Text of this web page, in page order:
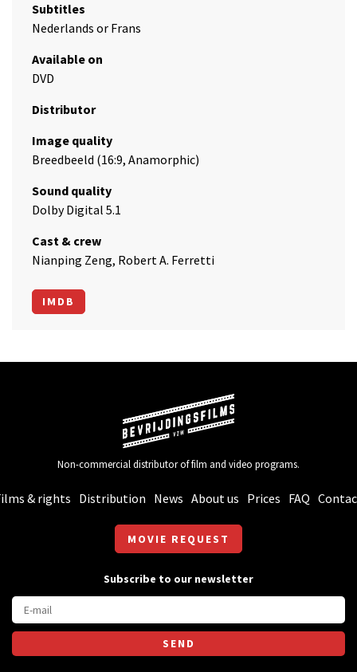
Subtitles
Nederlands or Frans
Available on
DVD
Distributor
Image quality
Breedbeeld (16:9, Anamorphic)
Sound quality
Dolby Digital 5.1
Cast & crew
Nianping Zeng, Robert A. Ferretti
IMDB
Non-commercial distributor of film and video programs.
& rights Distribution News About us Prices FAQ
MOVIE REQUEST
Subscribe to our newsletter